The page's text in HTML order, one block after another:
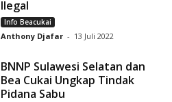
Ilegal
Info Beacukai
Anthony Djafar - 13 Juli 2022
BNNP Sulawesi Selatan dan
Bea Cukai Ungkap Tindak
Pidana Sabu